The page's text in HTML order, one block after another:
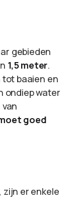
gebieden
1,5 meter.
tot baaien en
ondiep water
goed
zijn er enkele